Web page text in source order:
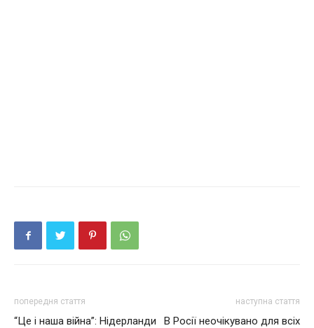
попередня стаття
“Це і наша війна”: Нідерланди
наступна стаття
В Росії неочікувано для всіх